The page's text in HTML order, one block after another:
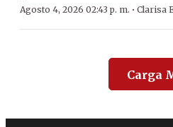
Agosto 4, 2026 02:43 p. m. · Clarisa
Carga